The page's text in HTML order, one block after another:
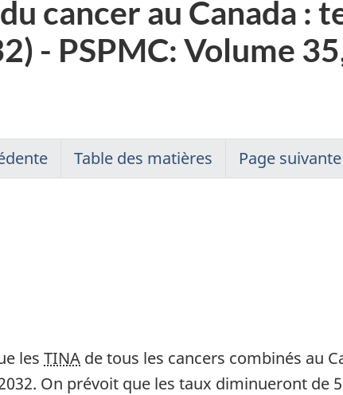
cancer au Canada :
- PSPMC: Volume
Table des matières Page suivante
les TINA de tous les cancers combinés au
On prévoit que les taux diminueront de